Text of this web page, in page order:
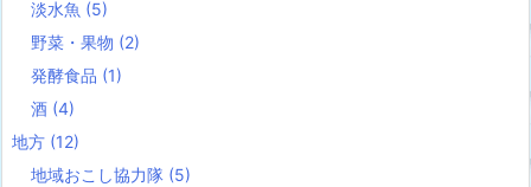
淡水魚 (5)
野菜・果物 (2)
発酵食品 (1)
酒 (4)
地方 (12)
地域おこし協力隊 (5)